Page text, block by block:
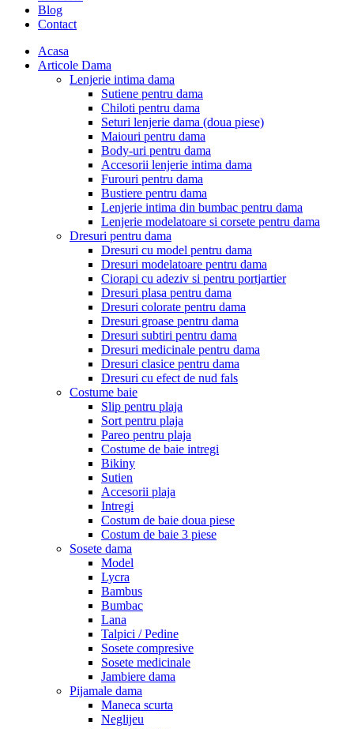
Blog
Contact
Acasa
Articole Dama
Lenjerie intima dama
Sutiene pentru dama
Chiloti pentru dama
Seturi lenjerie dama (doua piese)
Maiouri pentru dama
Body-uri pentru dama
Accesorii lenjerie intima dama
Furouri pentru dama
Bustiere pentru dama
Lenjerie intima din bumbac pentru dama
Lenjerie modelatoare si corsete pentru dama
Dresuri pentru dama
Dresuri cu model pentru dama
Dresuri modelatoare pentru dama
Ciorapi cu adeziv si pentru portjartier
Dresuri plasa pentru dama
Dresuri colorate pentru dama
Dresuri groase pentru dama
Dresuri subtiri pentru dama
Dresuri medicinale pentru dama
Dresuri clasice pentru dama
Dresuri cu efect de nud fals
Costume baie
Slip pentru plaja
Sort pentru plaja
Pareo pentru plaja
Costume de baie intregi
Bikiny
Sutien
Accesorii plaja
Intregi
Costum de baie doua piese
Costum de baie 3 piese
Sosete dama
Model
Lycra
Bambus
Bumbac
Lana
Talpici / Pedine
Sosete compresive
Sosete medicinale
Jambiere dama
Pijamale dama
Maneca scurta
Neglijeu